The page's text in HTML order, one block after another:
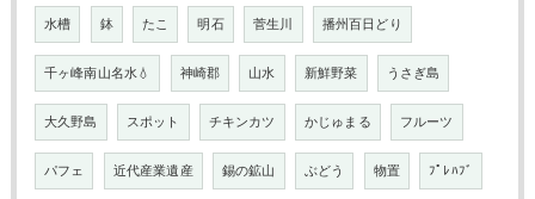
水槽 鉢 たこ 明石 菅生川 播州百日どり
千ヶ峰南山名水💧 神崎郡 山水 新鮮野菜 うさぎ島
大久野島 スポット チキンカツ かじゅまる フルーツ
パフェ 近代産業遺産 錫の鉱山 ぶどう 物置 ﾌﾟﾚﾊﾌﾞ